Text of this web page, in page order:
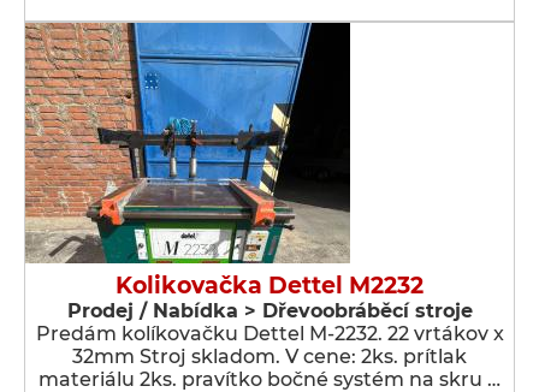
Kolikovačka Dettel M2232
Prodej / Nabídka > Dřevoobráběcí stroje
Predám kolíkovačku Dettel M-2232. 22 vrtákov x
32mm Stroj skladom. V cene: 2ks. prítlak
materiálu 2ks. pravítko bočné systém na skru …